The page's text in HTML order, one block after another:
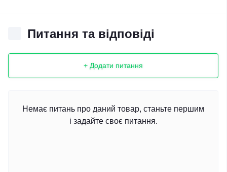
Питання та відповіді
+ Додати питання
Немає питань про даний товар, станьте першим
і задайте своє питання.